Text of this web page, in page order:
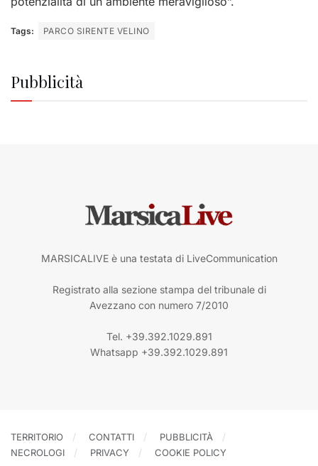
Tags: PARCO SIRENTE VELINO
Pubblicità
MARSICALIVE è una testata di LiveCommunication
Registrato alla sezione stampa del tribunale di
Avezzano con numero 7/2010
Tel. +39.392.1029.891
Whatsapp +39.392.1029.891
TERRITORIO CONTATTI
PUBBLICITÀ
NECROLOGI
PRIVACY COOKIE POLICY